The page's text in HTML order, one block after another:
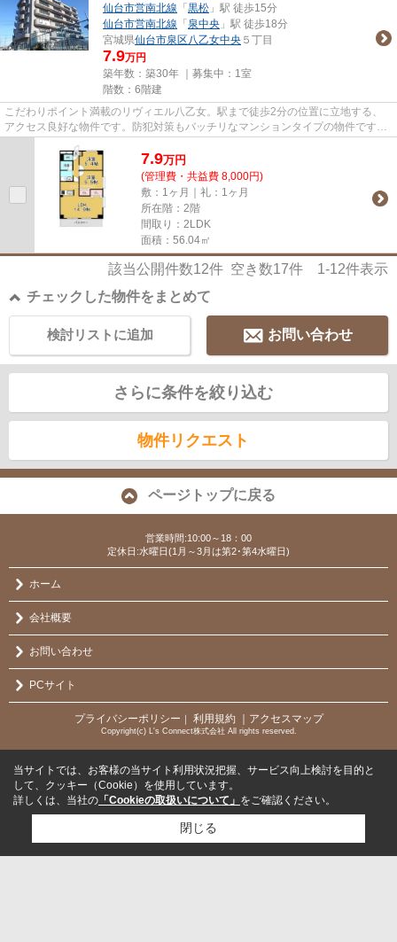
仙台市営南北線 「 黒松 」駅 徒歩15分
仙台市営南北線 「 泉中央 」駅 徒歩18分
宮城県仙台市泉区八乙女中央 ５丁目
7.9万円
築年数：築30年 ｜募集中： 1室
階数：6階建
こだわりポイント満載のリヴィエル八乙女。駅まで徒歩2分の位置に立地する、
アクセス良好な物件です。防犯対策もバッチリなマンションタイプの物件です。
7.9万円
(管理費・共益費 8,000円)
敷：1ヶ月｜礼：1ヶ月
所在階：2階
間取り：2LDK
面積：56.04㎡
該当公開件数12件 空き数17件 1-12件表示
チェックした物件をまとめて
お問い合わせ
検討リストに追加
さらに条件を絞り込む
物件リクエスト
ページトップに戻る
営業時間:10:00～18：00
定休日:水曜日(1月～3月は第2･第4水曜日)
ホーム
会社概要
お問い合わせ
PCサイト
プライバシーポリシー ｜ 利用規約 ｜アクセスマップ
Copyright(c) L's Connect株式会社 All rights reserved.
当サイトでは、お客様の当サイト利用状況把握、サービス向上検討を目的と
して、クッキー（Cookie）を使用しています。
詳しくは、当社の 「Cookieの取扱いについて」 をご確認ください。
閉じる